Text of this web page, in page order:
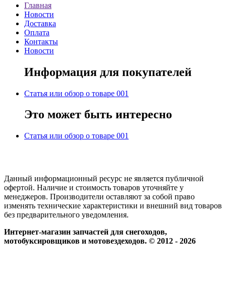
Главная
Новости
Доставка
Оплата
Контакты
Новости
Информация для покупателей
Статья или обзор о товаре 001
Это может быть интересно
Статья или обзор о товаре 001
Данный информационный ресурс не является публичной
офертой. Наличие и стоимость товаров уточняйте у
менеджеров. Производители оставляют за собой право
изменять технические характеристики и внешний вид товаров
без предварительного уведомления.
Интернет-магазин запчастей для снегоходов,
мотобуксировщиков и мотовездеходов. © 2012 - 2026